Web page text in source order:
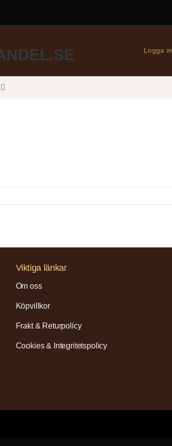
Logga in
Viktiga länkar
Om oss
Köpvillkor
Frakt & Returpolicy
Cookies & Integritetspolicy